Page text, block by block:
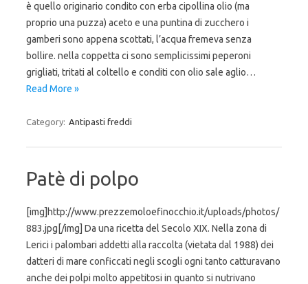
è quello originario condito con erba cipollina olio (ma
proprio una puzza) aceto e una puntina di zucchero i
gamberi sono appena scottati, l’acqua fremeva senza
bollire. nella coppetta ci sono semplicissimi peperoni
grigliati, tritati al coltello e conditi con olio sale aglio…
Read More »
Category: Antipasti freddi
Patè di polpo
[img]http://www.prezzemoloefinocchio.it/uploads/photos/
883.jpg[/img] Da una ricetta del Secolo XIX. Nella zona di
Lerici i palombari addetti alla raccolta (vietata dal 1988) dei
datteri di mare conficcati negli scogli ogni tanto catturavano
anche dei polpi molto appetitosi in quanto si nutrivano